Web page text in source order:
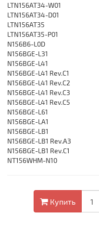
LTN156AT34-W01
LTN156AT34-D01
LTN156AT35
LTN156AT35-P01
N156B6-L0D
N156BGE-L31
N156BGE-L41
N156BGE-L41 Rev.C1
N156BGE-L41 Rev.C2
N156BGE-L41 Rev.C3
N156BGE-L41 Rev.C5
N156BGE-L61
N156BGE-LA1
N156BGE-LB1
N156BGE-LB1 Rev.A3
N156BGE-LB1 Rev.C1
NT156WHM-N10
Купить